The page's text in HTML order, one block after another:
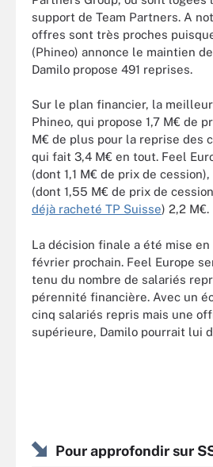
support de Team Partners. A
offres sont très proches
(Phineo) annonce le maintien
Damilo propose 491 reprises.
Sur le plan financier, la
Phineo, qui propose 1,7 M€ de
M€ de plus pour la reprise des
qui fait 3,4 M€ en tout. Feel
(dont 1,1 M€ de prix de
(dont 1,55 M€ de prix de
déjà racheté TP Suisse) 2,2 M€.
La décision finale a été mise en
février prochain. Feel Europe
tenu du nombre de salariés
pérennité financière. Avec un
cinq salariés repris mais une
supérieure, Damilo pourrait lui
Pour approfondir sur